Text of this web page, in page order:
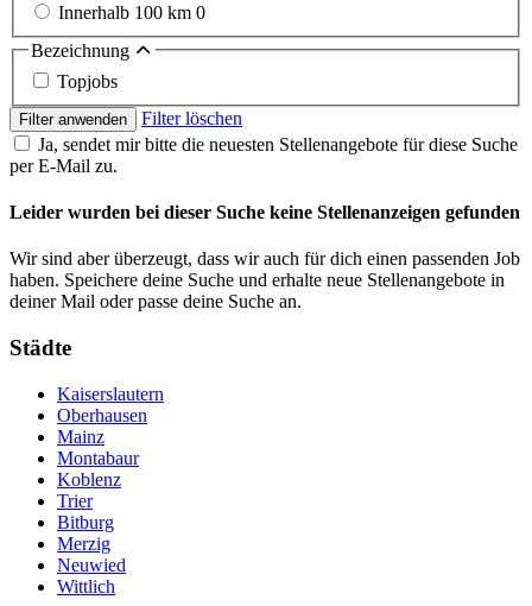
Innerhalb 100 km 0
Bezeichnung
Topjobs
Filter anwenden
Filter löschen
Ja, sendet mir bitte die neuesten Stellenangebote für diese Suche
per E-Mail zu.
Leider wurden bei dieser Suche keine Stellenanzeigen gefunden
Wir sind aber überzeugt, dass wir auch für dich einen passenden Job
haben. Speichere deine Suche und erhalte neue Stellenangebote in
deiner Mail oder passe deine Suche an.
Städte
Kaiserslautern
Oberhausen
Mainz
Montabaur
Koblenz
Trier
Bitburg
Merzig
Neuwied
Wittlich